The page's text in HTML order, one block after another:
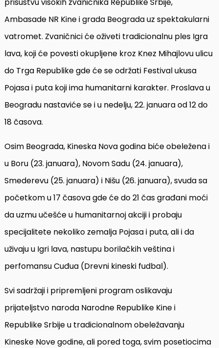
Ambasade NR Kine i grada Beograda uz spektakularni
vatromet. Zvaničnici će oživeti tradicionalnu ples Igra
lava, koji će povesti okupljene kroz Knez Mihajlovu ulicu
do Trga Republike gde će se održati Festival ukusa
Pojasa i puta koji ima humanitarni karakter. Proslava u
Beogradu nastaviće se i u nedelju, 22. januara od 12 do
18 časova.
Osim Beograda, Kineska Nova godina biće obeležena i
u Boru (23. januara), Novom Sadu (24. januara),
Smederevu (25. januara) i Nišu (26. januara), svuda sa
početkom u 17 časova gde će do 21 čas građani moći
da uzmu učešće u humanitarnoj akciji i probaju
specijalitete nekoliko zemalja Pojasa i puta, ali i da
uživaju u Igri lava, nastupu borilačkih veština i
perfomansu Cuđua (Drevni kineski fudbal).
Svi sadržaji i pripremljeni program oslikavaju
prijateljstvo naroda Narodne Republike Kine i
Republike Srbije u tradicionalnom obeležavanju
Kineske Nove godine, ali pored toga, svim posetiocima